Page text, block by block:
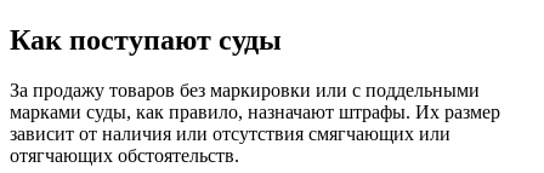
Как поступают суды
За продажу товаров без маркировки или с поддельными
марками суды, как правило, назначают штрафы. Их размер
зависит от наличия или отсутствия смягчающих или
отягчающих обстоятельств.